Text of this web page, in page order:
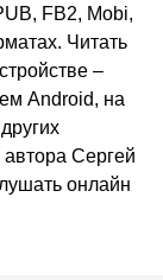
FB2, Mobi,
Читать
–
Android, на
автора Сергей
онлайн